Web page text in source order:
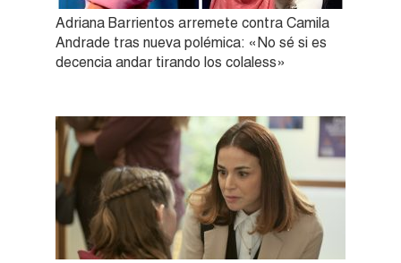
Adriana Barrientos arremete contra Camila
Andrade tras nueva polémica: «No sé si es
decencia andar tirando los colaless»